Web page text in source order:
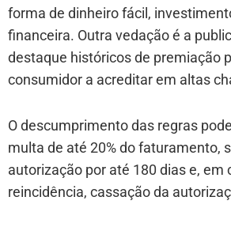
forma de dinheiro fácil,
financeira. Outra vedação é a
destaque históricos de premiação
consumidor a acreditar em altas
O descumprimento das regras
multa de até 20% do faturamento,
autorização por até 180 dias e, em
reincidência, cassação da